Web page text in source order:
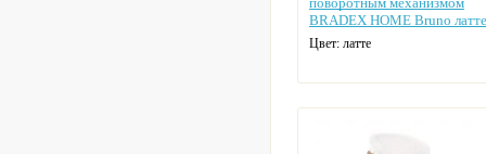
BRADEX HOME Bruno латте
Цвет: латте